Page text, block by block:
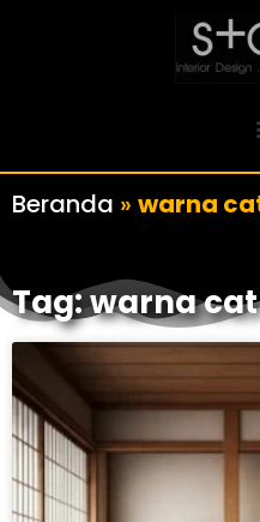
Beranda » warna
Tag: warna